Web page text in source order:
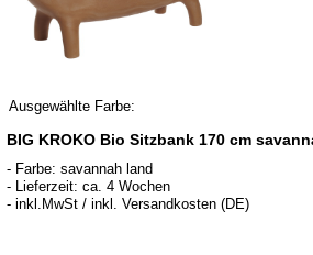
Ausgewählte Farbe:
BIG KROKO Bio Sitzbank 170 cm
- Farbe: savannah land
- Lieferzeit: ca. 4 Wochen
- inkl.MwSt / inkl. Versandkosten (DE)